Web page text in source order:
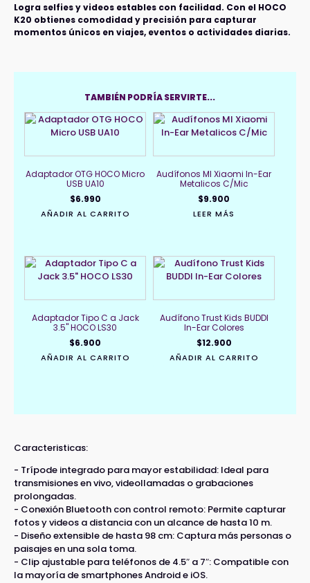
Logra selfies y videos estables con facilidad. Con el HOCO
K20 obtienes comodidad y precisión para capturar
momentos únicos en viajes, eventos o actividades diarias.
TAMBIÉN PODRÍA SERVIRTE...
Adaptador OTG HOCO Micro
USB UA10
$6.990
AÑADIR AL CARRITO
Audífonos MI Xiaomi In-Ear
Metalicos C/Mic
$9.900
LEER MÁS
Adaptador Tipo C a Jack
3.5" HOCO LS30
$6.900
AÑADIR AL CARRITO
Audífono Trust Kids BUDDI
In-Ear Colores
$12.900
AÑADIR AL CARRITO
Caracteristicas:
- Trípode integrado para mayor estabilidad: Ideal para
transmisiones en vivo, videollamadas o grabaciones
prolongadas.
- Conexión Bluetooth con control remoto: Permite capturar
fotos y videos a distancia con un alcance de hasta 10 m.
- Diseño extensible de hasta 98 cm: Captura más personas o
paisajes en una sola toma.
- Clip ajustable para teléfonos de 4.5″ a 7″: Compatible con
la mayoría de smartphones Android e iOS.